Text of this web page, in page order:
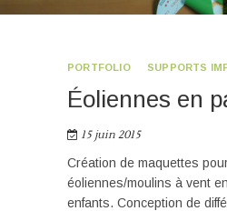
PORTFOLIO SUPPORTS
Éoliennes en
15 juin 2015
Création de maquettes
éoliennes/moulins à vent
enfants. Conception de